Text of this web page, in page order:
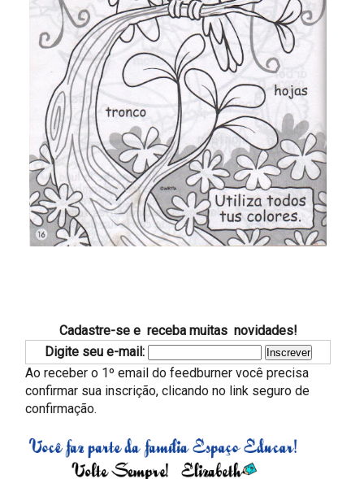
Cadastre-se e receba muitas novidades!
Digite seu e-mail:
Ao receber o 1º email do feedburner você precisa
confirmar sua inscrição, clicando no link seguro de
confirmação.